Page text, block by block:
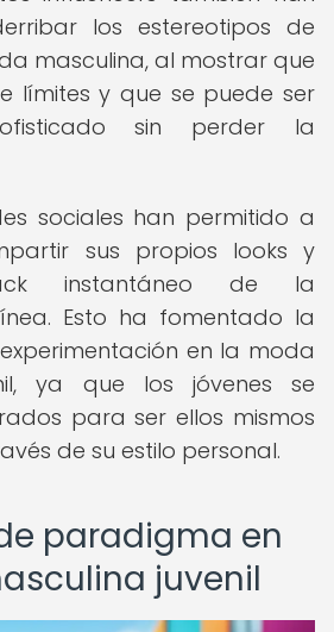
los estereotipos de
masculina, al mostrar que
límites y que se puede ser
sin perder la
sociales han permitido a
sus propios looks y
instantáneo de la
Esto ha fomentado la
en la moda
ya que los jóvenes se
para ser ellos mismos
de su estilo personal.
paradigma en
juvenil